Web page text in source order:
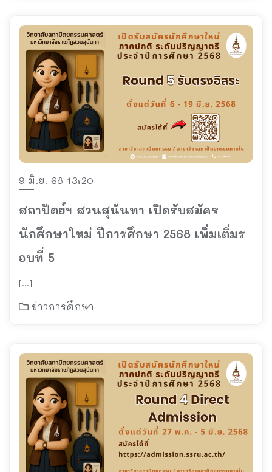
9 มิ.ย. 68 13:20
สถาปัตย์ฯ สวนสุนันทา เปิดรับสมัคร
นักศึกษาใหม่ ปีการศึกษา 2568 เพิ่มเติ่มร
อบที่ 5
[…]
ข่าวการศึกษา